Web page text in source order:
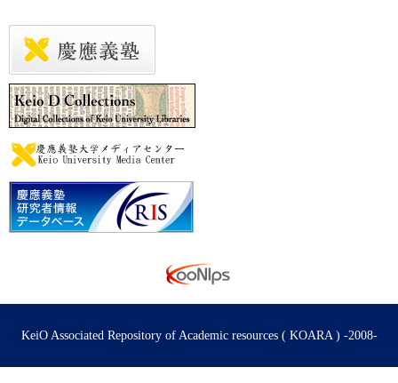
KeiO Associated Repository of Academic resources ( KOARA ) -2008-